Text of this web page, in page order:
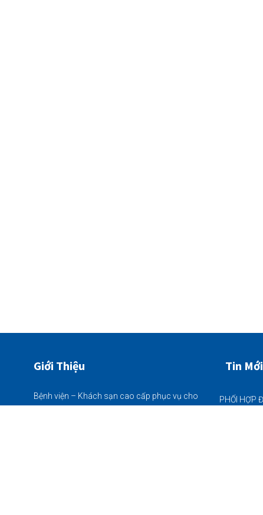
Giới Thiệu
Bệnh viện – Khách sạn cao cấp phục vụ cho
Tin Mới